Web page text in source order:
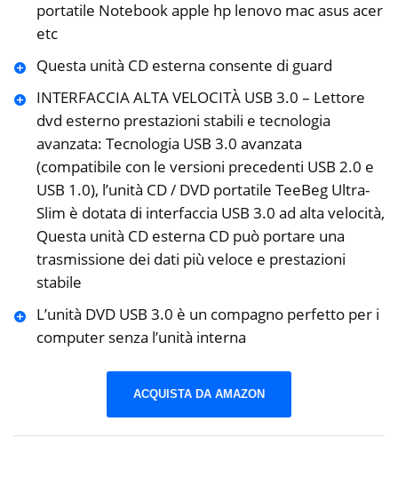
portatile Notebook apple hp lenovo mac asus acer
etc
Questa unità CD esterna consente di guard
INTERFACCIA ALTA VELOCITÀ USB 3.0 – Lettore
dvd esterno prestazioni stabili e tecnologia
avanzata: Tecnologia USB 3.0 avanzata
(compatibile con le versioni precedenti USB 2.0 e
USB 1.0), l’unità CD / DVD portatile TeeBeg Ultra-
Slim è dotata di interfaccia USB 3.0 ad alta velocità,
Questa unità CD esterna CD può portare una
trasmissione dei dati più veloce e prestazioni
stabile
L’unità DVD USB 3.0 è un compagno perfetto per i
computer senza l’unità interna
ACQUISTA DA AMAZON